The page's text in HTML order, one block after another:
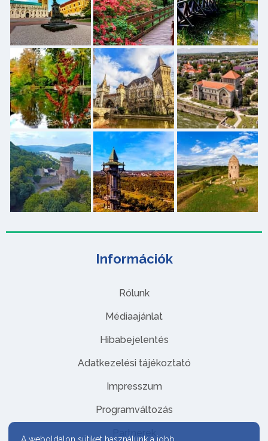
Információk
Rólunk
Médiaajánlat
Hibabejelentés
Adatkezelési tájékoztató
Impresszum
Programváltozás
Partnerek